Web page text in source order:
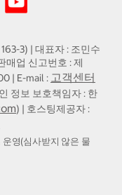
3) | 대표자 : 조민수
매업 신고번호 : 제
| E-mail : 고객센터
정보 보호책임자 : 한
) | 호스팅제공자 :
영(심사받지 않은 물